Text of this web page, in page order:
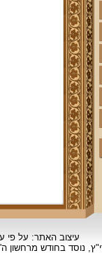
עיצוב האתר: על פי
נוסד בחודש מרחשוןה'תשע"א